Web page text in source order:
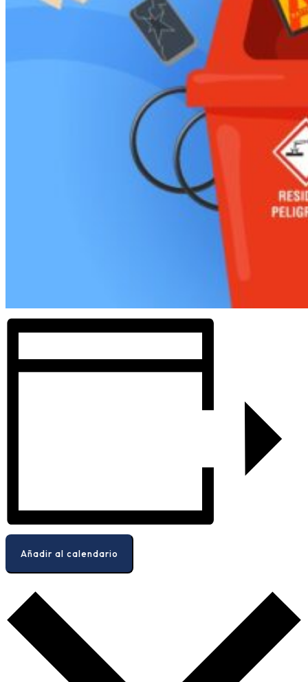
Añadir al calendario